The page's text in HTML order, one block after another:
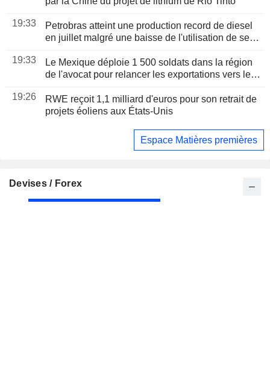
19:33
Petrobras atteint une production record de diesel
en juillet malgré une baisse de l'utilisation de ses
19:33
Le Mexique déploie 1 500 soldats dans la région
de l'avocat pour relancer les exportations vers les
19:26
RWE reçoit 1,1 milliard d'euros pour son retrait de
projets éoliens aux États-Unis
Espace Matières premières
Devises / Forex